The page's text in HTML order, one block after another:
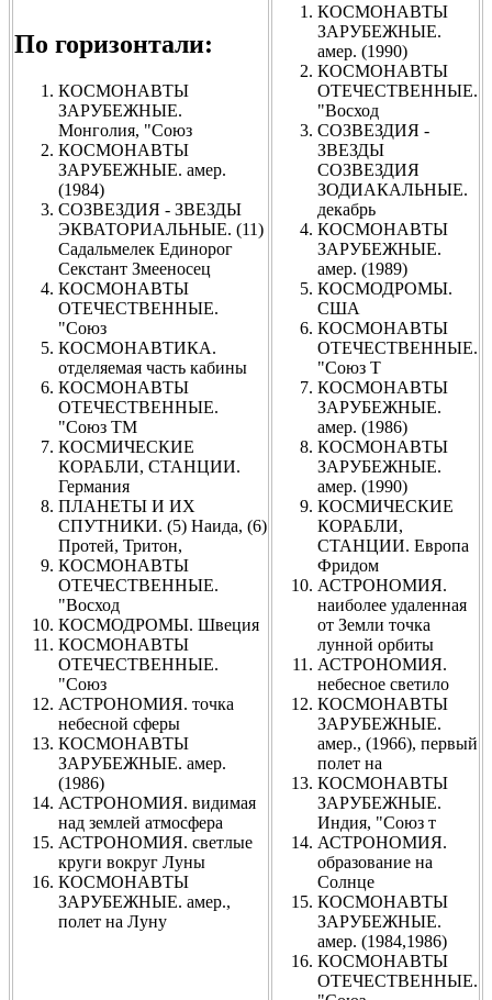
По горизонтали:
КОСМОНАВТЫ
ЗАРУБЕЖНЫЕ.
Монголия, "Союз
КОСМОНАВТЫ
ЗАРУБЕЖНЫЕ. амер.
(1984)
СОЗВЕЗДИЯ - ЗВЕЗДЫ
ЭКВАТОРИАЛЬНЫЕ. (11)
Садальмелек Единорог
Секстант Змееносец
КОСМОНАВТЫ
ОТЕЧЕСТВЕННЫЕ.
"Союз
КОСМОНАВТИКА.
отделяемая часть кабины
КОСМОНАВТЫ
ОТЕЧЕСТВЕННЫЕ.
"Союз ТМ
КОСМИЧЕСКИЕ
КОРАБЛИ, СТАНЦИИ.
Германия
ПЛАНЕТЫ И ИХ
СПУТНИКИ. (5) Наида, (6)
Протей, Тритон,
КОСМОНАВТЫ
ОТЕЧЕСТВЕННЫЕ.
"Восход
КОСМОДРОМЫ. Швеция
КОСМОНАВТЫ
ОТЕЧЕСТВЕННЫЕ.
"Союз
АСТРОНОМИЯ. точка
небесной сферы
КОСМОНАВТЫ
ЗАРУБЕЖНЫЕ. амер.
(1986)
АСТРОНОМИЯ. видимая
над землей атмосфера
АСТРОНОМИЯ. светлые
круги вокруг Луны
КОСМОНАВТЫ
ЗАРУБЕЖНЫЕ. амер.,
полет на Луну
КОСМОНАВТЫ
ЗАРУБЕЖНЫЕ.
амер. (1990)
КОСМОНАВТЫ
ОТЕЧЕСТВЕННЫЕ.
"Восход
СОЗВЕЗДИЯ -
ЗВЕЗДЫ
СОЗВЕЗДИЯ
ЗОДИАКАЛЬНЫЕ.
декабрь
КОСМОНАВТЫ
ЗАРУБЕЖНЫЕ.
амер. (1989)
КОСМОДРОМЫ.
США
КОСМОНАВТЫ
ОТЕЧЕСТВЕННЫЕ.
"Союз Т
КОСМОНАВТЫ
ЗАРУБЕЖНЫЕ.
амер. (1986)
КОСМОНАВТЫ
ЗАРУБЕЖНЫЕ.
амер. (1990)
КОСМИЧЕСКИЕ
КОРАБЛИ,
СТАНЦИИ. Европа
Фридом
АСТРОНОМИЯ.
наиболее удаленная
от Земли точка
лунной орбиты
АСТРОНОМИЯ.
небесное светило
КОСМОНАВТЫ
ЗАРУБЕЖНЫЕ.
амер., (1966), первый
полет на
КОСМОНАВТЫ
ЗАРУБЕЖНЫЕ.
Индия, "Союз т
АСТРОНОМИЯ.
образование на
Солнце
КОСМОНАВТЫ
ЗАРУБЕЖНЫЕ.
амер. (1984,1986)
КОСМОНАВТЫ
ОТЕЧЕСТВЕННЫЕ.